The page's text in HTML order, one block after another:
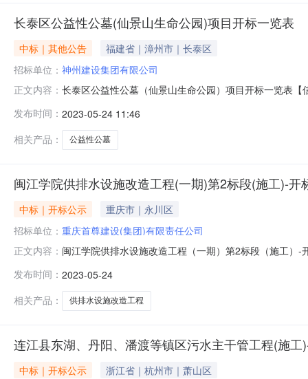
长泰区公益性公墓(仙景山生命公园)项目开标一览表
中标｜其他公告
福建省｜漳州市｜长泰区
招标单位： 神州建设集团有限公司
正文内容： 长泰区公益性公墓（仙景山生命公园）项目开标一览表
范的合格标准4502福建艺景生态建设集团有限公司沈灿
发布时间： 2023-05-24 11:46
相关产品：
公益性公墓
闽江学院供排水设施改造工程(一期)第2标段(施工)-开
中标｜开标公示
重庆市｜永川区
招标单位： 重庆首尊建设(集团)有限责任公司
正文内容： 闽江学院供排水设施改造工程（一期）第2标段（施工）
责人姓名及其建造师注册编号投标保证金（元）投标报
设工程有限公司(联合体成员：
发布时间： 2023-05-24
相关产品：
供排水设施改造工程
连江县东湖、丹阳、潘渡等镇区污水主干管工程(施工
中标｜开标公示
浙江省｜杭州市｜萧山区